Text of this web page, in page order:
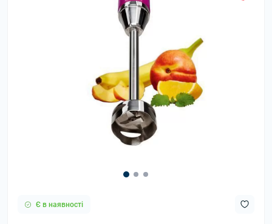
Є в наявності